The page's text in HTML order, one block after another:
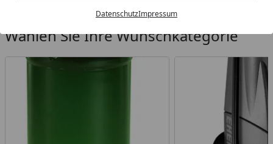
DatenschutzImpressum
Wählen Sie Ihre Wunschkategorie